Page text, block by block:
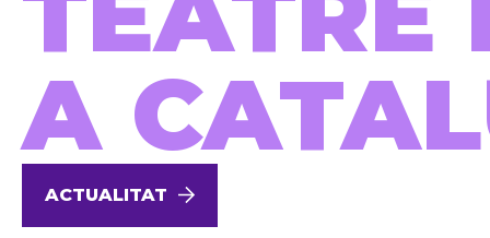
A
ACTUALITAT